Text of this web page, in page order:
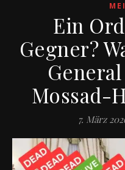
Ein
Gegner?
Mossad-
7. März